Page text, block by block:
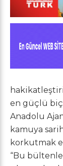
en güçlü
Anadolu
kamuya
korkutmak
“Bu